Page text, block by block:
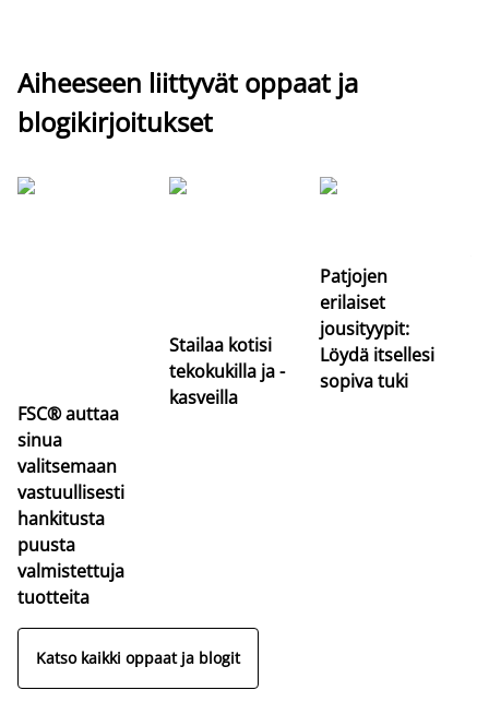
Aiheeseen liittyvät oppaat ja
blogikirjoitukset
FSC® auttaa
sinua
valitsemaan
vastuullisesti
hankitusta
puusta
valmistettuja
tuotteita
Stailaa kotisi
tekokukilla ja -
kasveilla
Patjojen
erilaiset
jousityypit:
Löydä itsellesi
sopiva tuki
Katso kaikki oppaat ja blogit